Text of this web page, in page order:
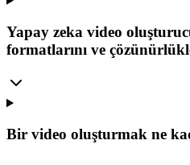
Yapay zeka video
formatlarını ve
Bir video oluşturmak ne